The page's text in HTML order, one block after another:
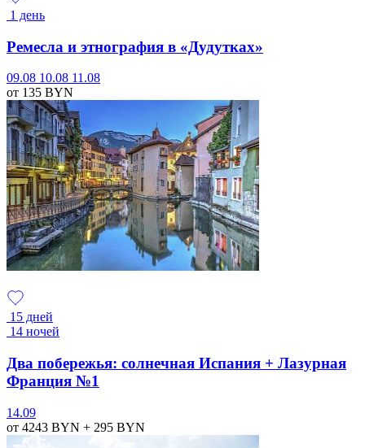
1 день
Ремесла и этнография в «Дудутках»
09.08 10.08 11.08
от 135 BYN
15 дней
14 ночей
Два побережья: солнечная Испания + Лазурная
Франция №1
14.09
от 4243 BYN + 295 BYN